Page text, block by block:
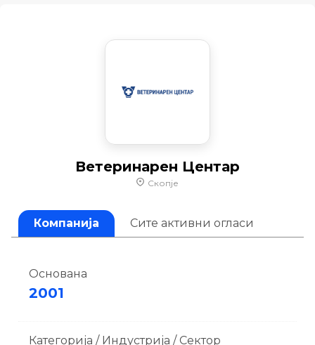
Ветеринарен Центар
Скопје
Компанија Сите активни огласи
Основана
2001
Категорија / Индустрија / Сектор